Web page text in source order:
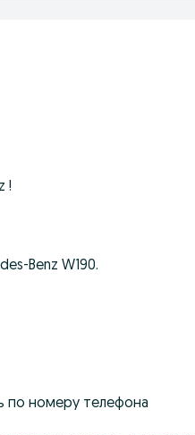
!
Benz W190.
по номеру телефона